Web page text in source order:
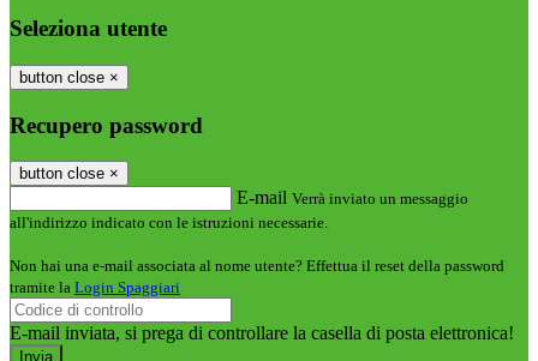
Seleziona utente
button close ×
Recupero password
button close ×
E-mail Verrà inviato un messaggio
all'indirizzo indicato con le istruzioni necessarie.
Non hai una e-mail associata al nome utente? Effettua il reset della password
tramite la Login Spaggiari
E-mail inviata, si prega di controllare la casella di posta elettronica!